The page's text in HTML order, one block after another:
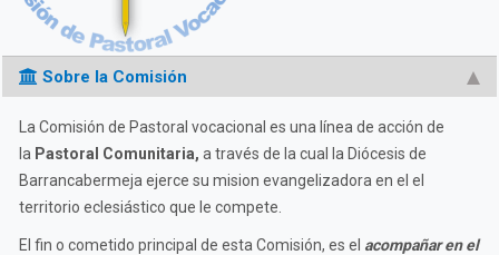
Sobre la Comisión
La Comisión de Pastoral vocacional es una línea de acción de
la Pastoral Comunitaria, a través de la cual la Diócesis de
Barrancabermeja ejerce su mision evangelizadora en el el
territorio eclesiástico que le compete.
El fin o cometido principal de esta Comisión, es el acompañar en el